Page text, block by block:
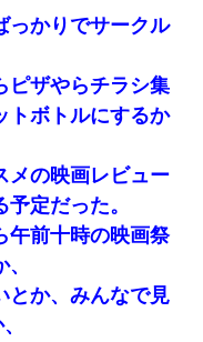
っかりでサークル
ピザやらチラシ集
トボトルにするか
メの映画レビュー
定だった。
午前十時の映画祭
とか、みんなで見